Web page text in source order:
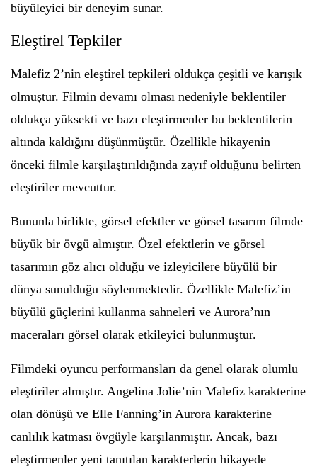
büyüleyici bir deneyim sunar.
Eleştirel Tepkiler
Malefiz 2’nin eleştirel tepkileri oldukça çeşitli ve karışık
olmuştur. Filmin devamı olması nedeniyle beklentiler
oldukça yüksekti ve bazı eleştirmenler bu beklentilerin
altında kaldığını düşünmüştür. Özellikle hikayenin
önceki filmle karşılaştırıldığında zayıf olduğunu belirten
eleştiriler mevcuttur.
Bununla birlikte, görsel efektler ve görsel tasarım filmde
büyük bir övgü almıştır. Özel efektlerin ve görsel
tasarımın göz alıcı olduğu ve izleyicilere büyülü bir
dünya sunulduğu söylenmektedir. Özellikle Malefiz’in
büyülü güçlerini kullanma sahneleri ve Aurora’nın
maceraları görsel olarak etkileyici bulunmuştur.
Filmdeki oyuncu performansları da genel olarak olumlu
eleştiriler almıştır. Angelina Jolie’nin Malefiz karakterine
olan dönüşü ve Elle Fanning’in Aurora karakterine
canlılık katması övgüyle karşılanmıştır. Ancak, bazı
eleştirmenler yeni tanıtılan karakterlerin hikayede